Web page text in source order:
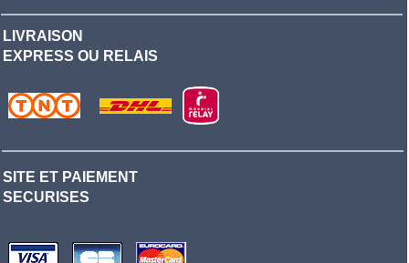
LIVRAISON
EXPRESS OU RELAIS
SITE ET PAIEMENT
SECURISES